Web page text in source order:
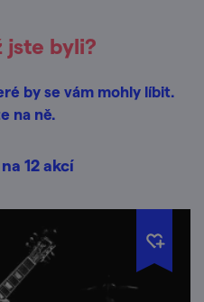
jste byli?
by se vám mohly líbit.
na ně.
12akcí